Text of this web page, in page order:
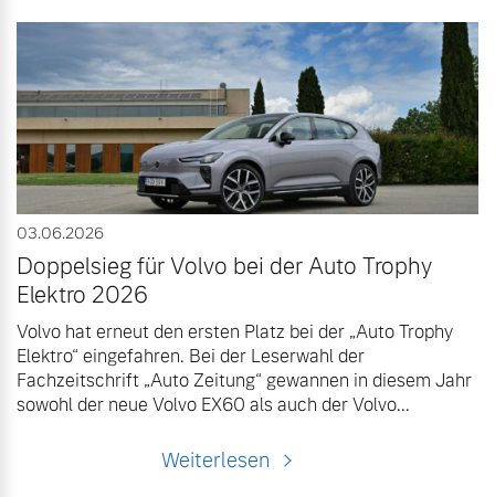
03.06.2026
Doppelsieg für Volvo bei der Auto Trophy
Elektro 2026
Volvo hat erneut den ersten Platz bei der „Auto Trophy
Elektro“ eingefahren. Bei der Leserwahl der
Fachzeitschrift „Auto Zeitung“ gewannen in diesem Jahr
sowohl der neue Volvo EX60 als auch der Volvo...
Weiterlesen